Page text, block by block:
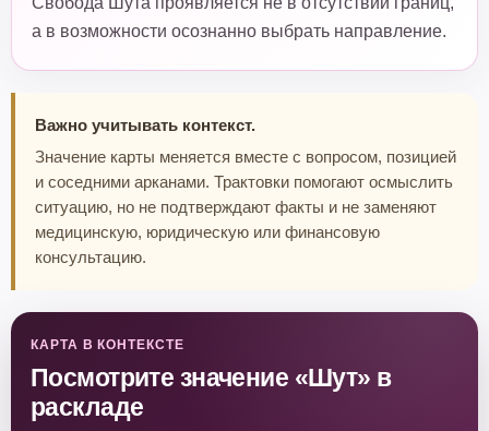
а в возможности осознанно выбрать направление.
Важно учитывать контекст.
Значение карты меняется вместе с вопросом, позицией
и соседними арканами. Трактовки помогают осмыслить
ситуацию, но не подтверждают факты и не заменяют
медицинскую, юридическую или финансовую
консультацию.
КАРТА В КОНТЕКСТЕ
Посмотрите значение «Шут» в
раскладе